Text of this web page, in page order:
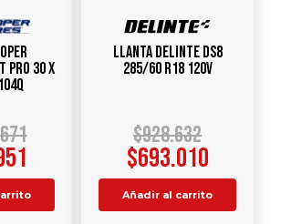
PRO 30 X
Llanta DELINTE DS8
285/60 R18 120V
$928.632
$693.010
Añadir al carrito